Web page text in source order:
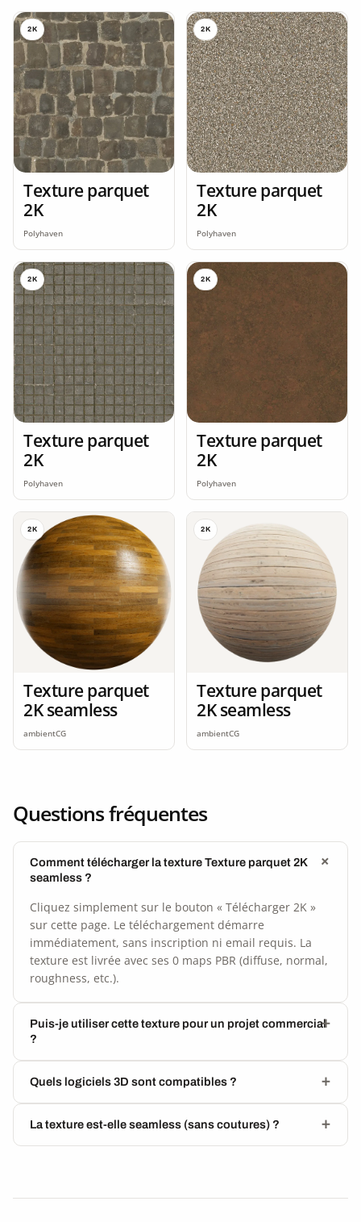
2K
Texture parquet
2K
Polyhaven
2K
Texture parquet
2K
Polyhaven
2K
Texture parquet
2K
Polyhaven
2K
Texture parquet
2K
Polyhaven
2K
Texture parquet
2K seamless
ambientCG
2K
Texture parquet
2K seamless
ambientCG
Questions fréquentes
Comment télécharger la texture Texture parquet 2K
seamless ?
Cliquez simplement sur le bouton « Télécharger 2K »
sur cette page. Le téléchargement démarre
immédiatement, sans inscription ni email requis. La
texture est livrée avec ses 0 maps PBR (diffuse, normal,
roughness, etc.).
Puis-je utiliser cette texture pour un projet commercial
?
Quels logiciels 3D sont compatibles ?
La texture est-elle seamless (sans coutures) ?